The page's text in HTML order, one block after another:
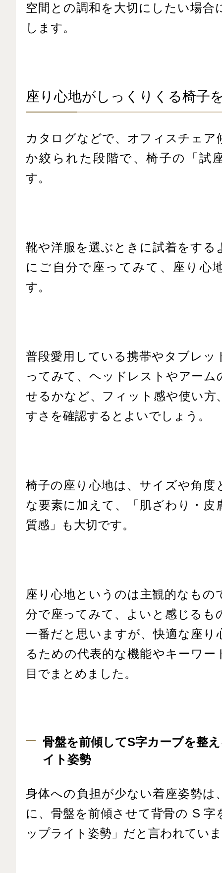
空間との調和を大切にしたい場合
します。
座り心地がしっくりくる椅子
カタログなどで、オフィスチェア
か絞られた段階で、椅子の「試
す。
靴や洋服を選ぶときに試着をする
にご自分で座ってみて、座り心
す。
普段愛用している携帯やタブレッ
ってみて、ヘッドレストやアーム
せるかなど、フィット感や使い方
すさを確認するとよいでしょう。
椅子の座り心地は、サイズや角度
な要素に加えて、「肌ざわり・皮
質感」も大切です。
座り心地というのは主観的なもの
分で座ってみて、よいと感じるも
一番だと思いますが、快適な座り
るための代表的な機能やキーワー
目でまとめました。
骨盤を前傾してS字カーブを整
イト姿勢
身体への負担が少ない着座姿勢は
に、骨盤を前傾させて背骨の S 字
ップライト姿勢」だと言われてい